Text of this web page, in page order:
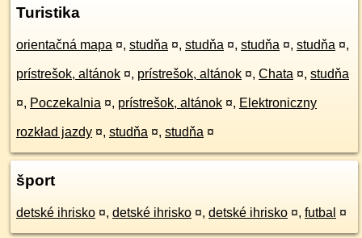
Turistika
orientačná mapa ¤, studňa ¤, studňa ¤, studňa ¤, studňa ¤,
prístrešok, altánok ¤, prístrešok, altánok ¤, Chata ¤, studňa
¤, Poczekalnia ¤, prístrešok, altánok ¤, Elektroniczny
rozkład jazdy ¤, studňa ¤, studňa ¤
šport
detské ihrisko ¤, detské ihrisko ¤, detské ihrisko ¤, futbal ¤